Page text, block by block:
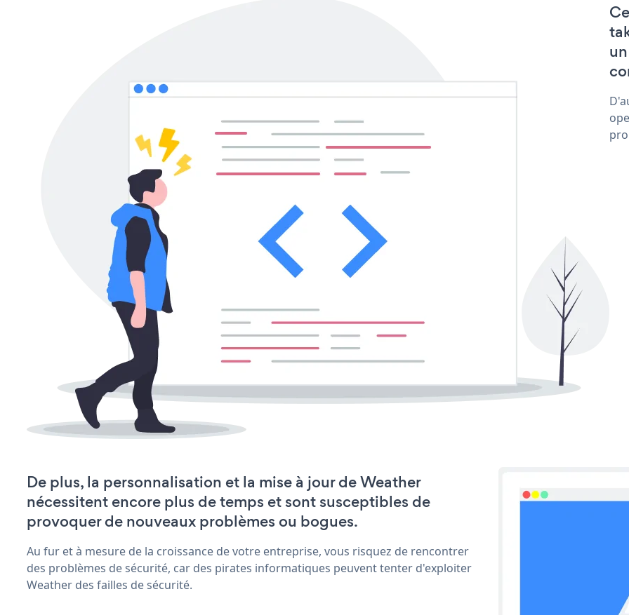
De plus, la personnalisation et la mise à jour de Weather
nécessitent encore plus de temps et sont susceptibles de
provoquer de nouveaux problèmes ou bogues.
Au fur et à mesure de la croissance de votre entreprise, vous risquez de rencontrer
des problèmes de sécurité, car des pirates informatiques peuvent tenter d'exploiter
Weather des failles de sécurité.